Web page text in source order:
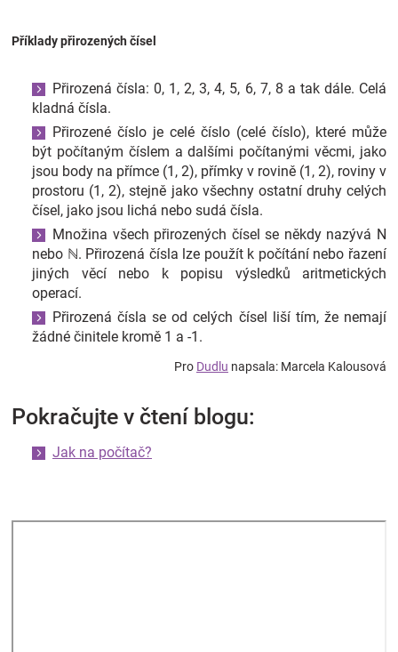
Příklady přirozených čísel
Přirozená čísla: 0, 1, 2, 3, 4, 5, 6, 7, 8 a tak dále. Celá
kladná čísla.
Přirozené číslo je celé číslo (celé číslo), které může
být počítaným číslem a dalšími počítanými věcmi, jako
jsou body na přímce (1, 2), přímky v rovině (1, 2), roviny v
prostoru (1, 2), stejně jako všechny ostatní druhy celých
čísel, jako jsou lichá nebo sudá čísla.
Množina všech přirozených čísel se někdy nazývá N
nebo ℕ. Přirozená čísla lze použít k počítání nebo řazení
jiných věcí nebo k popisu výsledků aritmetických
operací.
Přirozená čísla se od celých čísel liší tím, že nemají
žádné činitele kromě 1 a -1.
Pro Dudlu napsala: Marcela Kalousová
Pokračujte v čtení blogu:
Jak na počítač?